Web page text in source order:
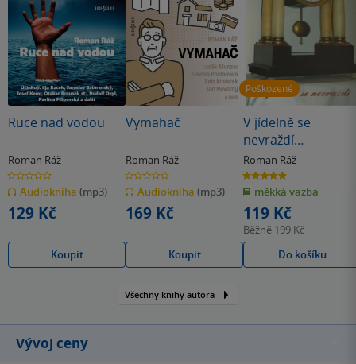
Ruce nad vodou
Roman Ráž
0.0
z
5
hvězdiček
Audiokniha (mp3)
129 Kč
Koupit
Vymahač
Roman Ráž
0.0
z
5
hvězdiček
Audiokniha (mp3)
169 Kč
Koupit
Poškozené
V jídelně se
nevraždí
(poškozená)
Roman Ráž
5.0
z
5
hvězdiček
měkká vazba
119 Kč
Běžně 199 Kč
Do košíku
Všechny knihy autora
Vývoj ceny